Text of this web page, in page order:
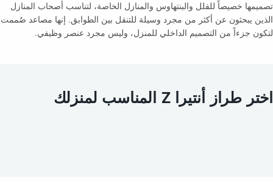
تصميمها خصيصاً للفلل والبنتهاوس والمنازل الخاصة، لتناسب أصحاب المنازل
الذين يبحثون عن أكثر من مجرد وسيلة للتنقل بين الطوابق. إنها مصاعد صُممت
لتكون جزءاً من التصميم الداخلي للمنزل، وليس مجرد عنصر وظيفي.
اختر طراز أنتيرا Z المناسب لمنزلك